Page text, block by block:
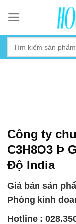
content
Công ty
C3H8O3 Þ
Độ India
Giá bán sản
Phòng kinh
Hotline :